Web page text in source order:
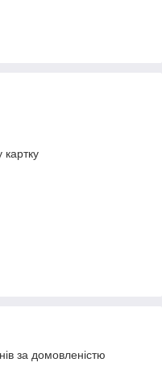
за домовленістю